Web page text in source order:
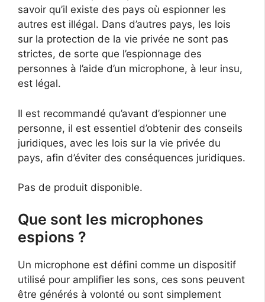
savoir qu’il existe des pays où espionner les
autres est illégal. Dans d’autres pays, les lois
sur la protection de la vie privée ne sont pas
strictes, de sorte que l’espionnage des
personnes à l’aide d’un microphone, à leur insu,
est légal.
Il est recommandé qu’avant d’espionner une
personne, il est essentiel d’obtenir des conseils
juridiques, avec les lois sur la vie privée du
pays, afin d’éviter des conséquences juridiques.
Pas de produit disponible.
Que sont les microphones
espions ?
Un microphone est défini comme un dispositif
utilisé pour amplifier les sons, ces sons peuvent
être générés à volonté ou sont simplement